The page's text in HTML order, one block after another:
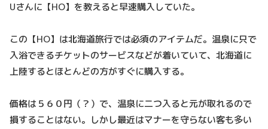
Uさんに【HO】を教えると早速購入していた。
この【HO】は北海道旅行では必須のアイテムだ。温泉に只で
入浴できるチケットのサービスなどが着いていて、北海道に
上陸するとほとんどの方がすぐに購入する。
価格は５６０円（？）で、温泉に二つ入ると元が取れるので
損することはない。しかし最近はマナーを守らない客も多い